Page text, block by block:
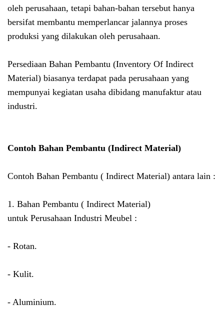
oleh perusahaan, tetapi bahan-bahan tersebut hanya
bersifat membantu memperlancar jalannya proses
produksi yang dilakukan oleh perusahaan.
Persediaan Bahan Pembantu (Inventory Of Indirect
Material) biasanya terdapat pada perusahaan yang
mempunyai kegiatan usaha dibidang manufaktur atau
industri.
Contoh Bahan Pembantu (Indirect Material)
Contoh Bahan Pembantu ( Indirect Material) antara lain :
1. Bahan Pembantu ( Indirect Material)
untuk Perusahaan Industri Meubel :
- Rotan.
- Kulit.
- Aluminium.